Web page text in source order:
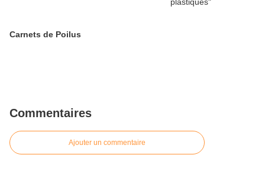
Carnets de Poilus
Commentaires
Ajouter un commentaire